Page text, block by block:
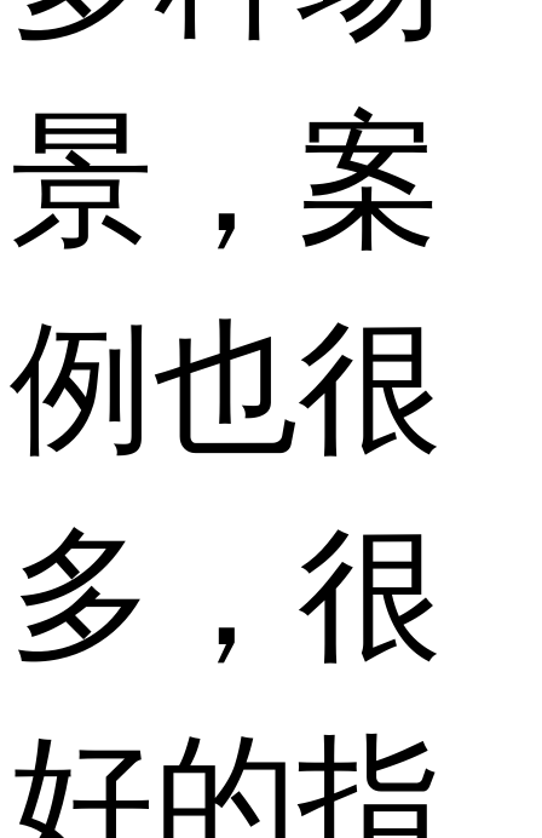
景，案
例也很
多，很
好的指